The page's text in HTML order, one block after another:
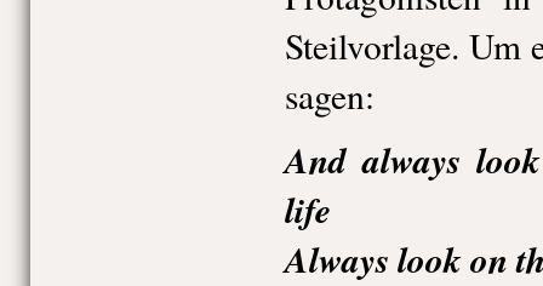
Steilvorlage. Um
sagen:
And always
life
Always look on